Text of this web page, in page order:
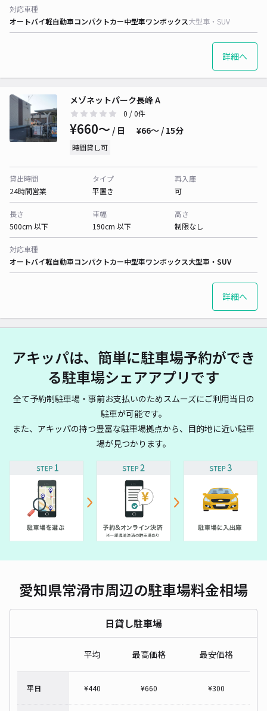
対応車種
オートバイ軽自動車コンパクトカー中型車ワンボックス大型車・SUV
詳細へ
メゾネットパーク長峰 A
0 / 0件
¥660〜 / 日 ¥66〜 / 15分
時間貸し可
貸出時間
24時間営業
タイプ
平置き
再入庫
可
長さ
500cm 以下
車幅
190cm 以下
高さ
制限なし
対応車種
オートバイ軽自動車コンパクトカー中型車ワンボックス大型車・SUV
詳細へ
アキッパは、簡単に駐車場予約ができ
る駐車場シェアアプリです
全て予約制駐車場・事前お支払いのためスムーズにご利用当日の
駐車が可能です。
また、アキッパの持つ豊富な駐車場拠点から、目的地に近い駐車
場が見つかります。
愛知県常滑市周辺の駐車場料金相場
日貸し駐車場
平均 最高価格 最安価格
平日 ¥440 ¥660 ¥300